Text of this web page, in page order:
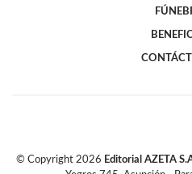
© Copyright 2026 Editorial AZETA